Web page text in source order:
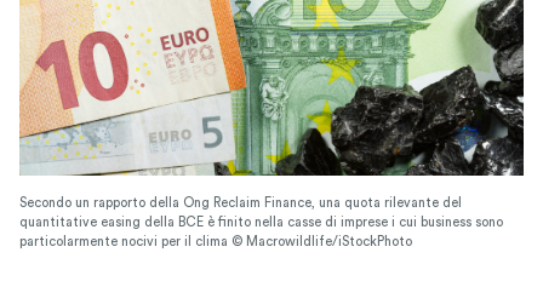
Secondo un rapporto della Ong Reclaim Finance, una quota rilevante del
quantitative easing della BCE è finito nella casse di imprese i cui business sono
particolarmente nocivi per il clima © Macrowildlife/iStockPhoto